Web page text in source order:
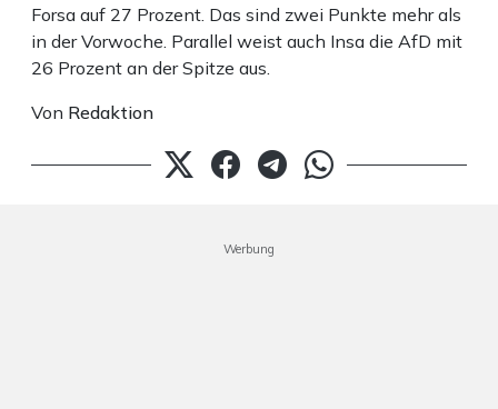
Forsa auf 27 Prozent. Das sind zwei Punkte mehr als
in der Vorwoche. Parallel weist auch Insa die AfD mit
26 Prozent an der Spitze aus.
Von Redaktion
Werbung